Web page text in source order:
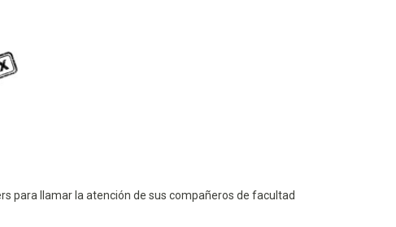
para llamar la atención de sus compañeros de facultad